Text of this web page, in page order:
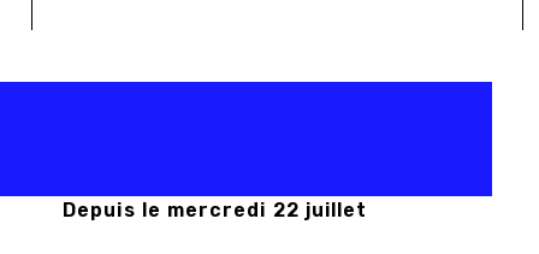
Depuis le mercredi 22 juillet